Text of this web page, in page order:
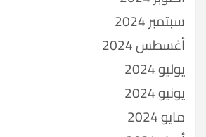
سبتمبر 2024
أغسطس 2024
يوليو 2024
يونيو 2024
مايو 2024